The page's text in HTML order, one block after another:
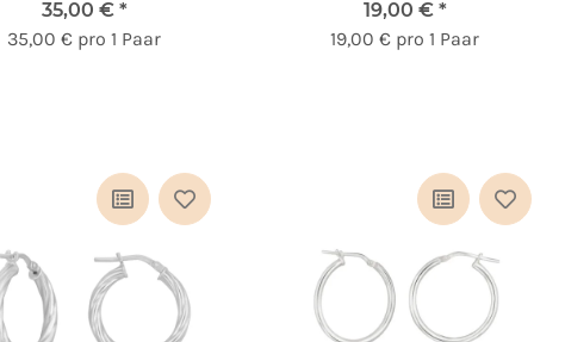
35,00 € *
35,00 € pro 1 Paar
19,00 € *
19,00 € pro 1 Paar